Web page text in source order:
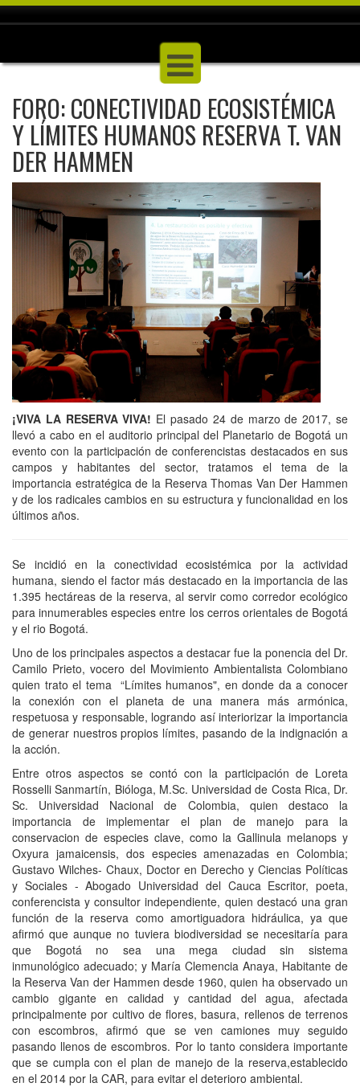
FORO: CONECTIVIDAD ECOSISTÉMICA
Y LÍMITES HUMANOS RESERVA T. VAN
DER HAMMEN
¡VIVA LA RESERVA VIVA! El pasado 24 de marzo de 2017, se
llevó a cabo en el auditorio principal del Planetario de Bogotá un
evento con la participación de conferencistas destacados en sus
campos y habitantes del sector, tratamos el tema de la
importancia estratégica de la Reserva Thomas Van Der Hammen
y de los radicales cambios en su estructura y funcionalidad en los
últimos años.
Se incidió en la conectividad ecosistémica por la actividad
humana, siendo el factor más destacado en la importancia de las
1.395 hectáreas de la reserva, al servir como corredor ecológico
para innumerables especies entre los cerros orientales de Bogotá
y el rio Bogotá.
Uno de los principales aspectos a destacar fue la ponencia del Dr.
Camilo Prieto, vocero del Movimiento Ambientalista Colombiano
quien trato el tema “Límites humanos", en donde da a conocer
la conexión con el planeta de una manera más armónica,
respetuosa y responsable, logrando así interiorizar la importancia
de generar nuestros propios límites, pasando de la indignación a
la acción.
Entre otros aspectos se contó con la participación de Loreta
Rosselli Sanmartín, Bióloga, M.Sc. Universidad de Costa Rica, Dr.
Sc. Universidad Nacional de Colombia, quien destaco la
importancia de implementar el plan de manejo para la
conservacion de especies clave, como la Gallinula melanops y
Oxyura jamaicensis, dos especies amenazadas en Colombia;
Gustavo Wilches- Chaux, Doctor en Derecho y Ciencias Políticas
y Sociales - Abogado Universidad del Cauca Escritor, poeta,
conferencista y consultor independiente, quien destacó una gran
función de la reserva como amortiguadora hidráulica, ya que
afirmó que aunque no tuviera biodiversidad se necesitaría para
que Bogotá no sea una mega ciudad sin sistema
inmunológico adecuado; y María Clemencia Anaya, Habitante de
la Reserva Van der Hammen desde 1960, quien ha observado un
cambio gigante en calidad y cantidad del agua, afectada
principalmente por cultivo de flores, basura, rellenos de terrenos
con escombros, afirmó que se ven camiones muy seguido
pasando llenos de escombros. Por lo tanto considera importante
que se cumpla con el plan de manejo de la reserva,establecido
en el 2014 por la CAR, para evitar el deterioro ambiental.